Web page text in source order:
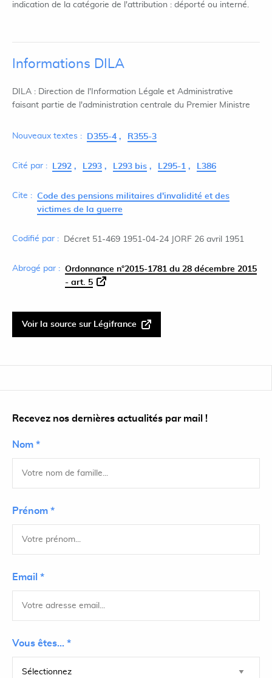
indication de la catégorie de l'attribution : déporté ou interné.
Informations DILA
DILA : Direction de l'Information Légale et Administrative
faisant partie de l'administration centrale du Premier Ministre
Nouveaux textes : D355-4 R355-3
Cité par : L292 L293 L293 bis L295-1 L386
Cite : Code des pensions militaires d'invalidité et des
victimes de la guerre
Codifié par : Décret 51-469 1951-04-24 JORF 26 avril 1951
Abrogé par : Ordonnance n°2015-1781 du 28 décembre 2015
- art. 5
Voir la source sur Légifrance
Recevez nos dernières actualités par mail !
Nom *
Prénom *
Email *
Vous êtes... *